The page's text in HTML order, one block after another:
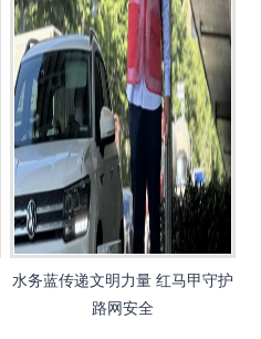
水务蓝传递文明力量 红马甲守护
路网安全